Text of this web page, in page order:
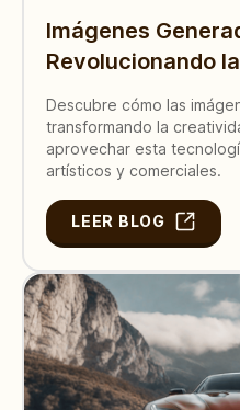
Imágenes
Revolucionando
Descubre cómo las
transformando la
aprovechar esta
artísticos y comerciales.
LEER BLOG